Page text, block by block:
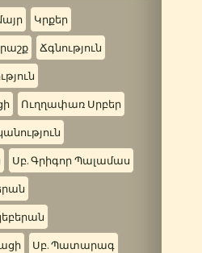
Կրքեր
Ճգնություն
Ուղղափառ Սրբեր
Սբ. Գրիգոր Պալամաս
Սբ. Պատարագ